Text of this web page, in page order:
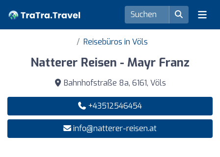
Reisebüros in Völs
Natterer Reisen - Mayr Franz
Bahnhofstraße 8a, 6161, Völs
+43512546454
info@natterer-reisen.at